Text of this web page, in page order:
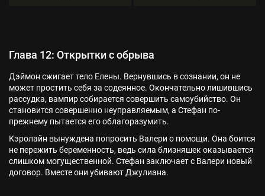
Глава 12: Открытки с обрыва
Дэймон сжигает тело Елены. Вернувшись в сознании, он не
может простить себя за содеянное. Окончательно лишившись
рассудка, вампир собирается совершить самоубийство. Он
становится совершенно неуправляемым, а Стефан по-
прежнему пытается его облагоразумить.
Кэролайн вынуждена попросить Валери о помощи. Она боится
не пережить беременность, ведь сила близняшек оказывается
слишком могущественной. Стефан заключает с Валери новый
договор. Вместе они убивают Джулиана.